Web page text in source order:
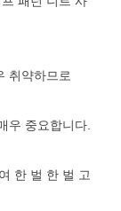
취약하므로
우 중요합니다.
한 벌 한 벌 고